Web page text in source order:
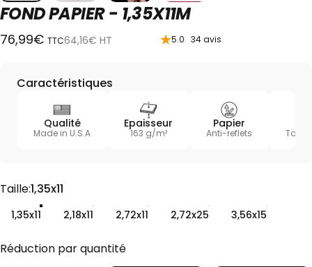
FONDPAPIER- 1,35X11M
76,99€ TTC64,16€ HT 5.0 34 avis
Caractéristiques
Qualité
Made in U.S.A
Epaisseur
163 g/m²
Papier
Anti-reflets Taille
Taille
Taille:1,35x11
1,35x11 2,18x11 2,72x11 2,72x25 3,56x15
Réduction par quantité